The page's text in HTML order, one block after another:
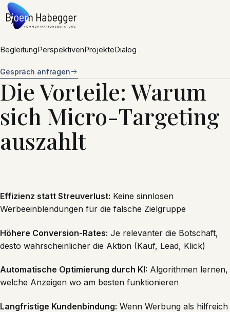
Zum Inhalt springen
BegleitungPerspektivenProjekteDialog
Gespräch anfragen
Die Vorteile: Warum
sich Micro-Targeting
auszahlt
Effizienz statt Streuverlust: Keine sinnlosen
Werbeeinblendungen für die falsche Zielgruppe
Höhere Conversion-Rates: Je relevanter die Botschaft,
desto wahrscheinlicher die Aktion (Kauf, Lead, Klick)
Automatische Optimierung durch KI: Algorithmen lernen,
welche Anzeigen wo am besten funktionieren
Langfristige Kundenbindung: Wenn Werbung als hilfreich